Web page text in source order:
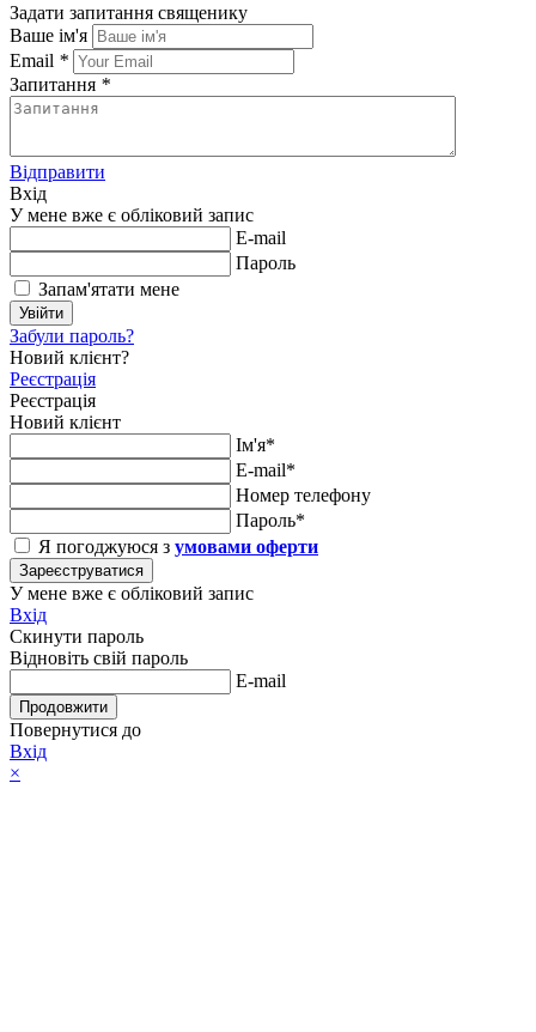
Задати запитання священику
Ваше ім'я
Email *
Запитання *
Відправити
Вхід
У мене вже є обліковий запис
E-mail
Пароль
Запам'ятати мене
Увійти
Забули пароль?
Новий клієнт?
Реєстрація
Реєстрація
Новий клієнт
Ім'я*
E-mail*
Номер телефону
Пароль*
Я погоджуюся з умовами оферти
Зареєструватися
У мене вже є обліковий запис
Вхід
Скинути пароль
Відновіть свій пароль
E-mail
Продовжити
Повернутися до
Вхід
×